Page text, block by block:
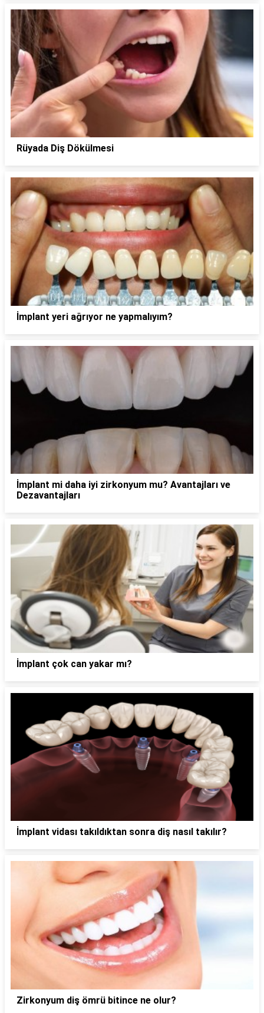
Rüyada Diş Dökülmesi
İmplant yeri ağrıyor ne yapmalıyım?
İmplant mi daha iyi zirkonyum mu? Avantajları ve
Dezavantajları
İmplant çok can yakar mı?
İmplant vidası takıldıktan sonra diş nasıl takılır?
Zirkonyum diş ömrü bitince ne olur?